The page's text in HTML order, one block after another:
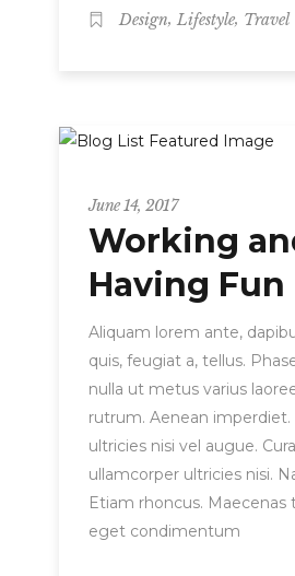
Design, Lifestyle, Travel
June 14, 2017
Working
Having Fun
Aliquam lorem ante,
quis, feugiat a, tellus.
nulla ut metus varius
rutrum. Aenean imperdiet.
ultricies nisi vel augue.
ullamcorper ultricies nisi.
Etiam rhoncus. Maecenas
eget condimentum